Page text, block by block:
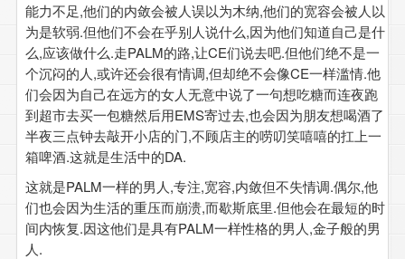
能力不足,他们的内敛会被人误以为木纳,他们的宽容会被人以
为是软弱.但他们不会在乎别人说什么,因为他们知道自己是什
么,应该做什么.走PALM的路,让CE们说去吧.但他们绝不是一
个沉闷的人,或许还会很有情调,但却绝不会像CE一样滥情.他
们会因为自己在远方的女人无意中说了一句想吃糖而连夜跑
到超市去买一包糖然后用EMS寄过去,也会因为朋友想喝酒了
半夜三点钟去敲开小店的门,不顾店主的唠叨笑嘻嘻的扛上一
箱啤酒.这就是生活中的DA.
这就是PALM一样的男人,专注,宽容,内敛但不失情调.偶尔,他
们也会因为生活的重压而崩溃,而歇斯底里.但他会在最短的时
间内恢复.因这他们是具有PALM一样性格的男人,金子般的男
人.